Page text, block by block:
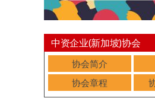
中资企业(新加坡)协会
协会简介
协会章程